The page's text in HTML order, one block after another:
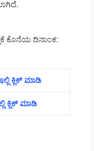
ಕೊನೆಯ ದಿನಾಂಕ:
ಕ್ಲಿಕ್‌ ಮಾಡಿ
ಕ್ಲಿಕ್‌ ಮಾಡಿ